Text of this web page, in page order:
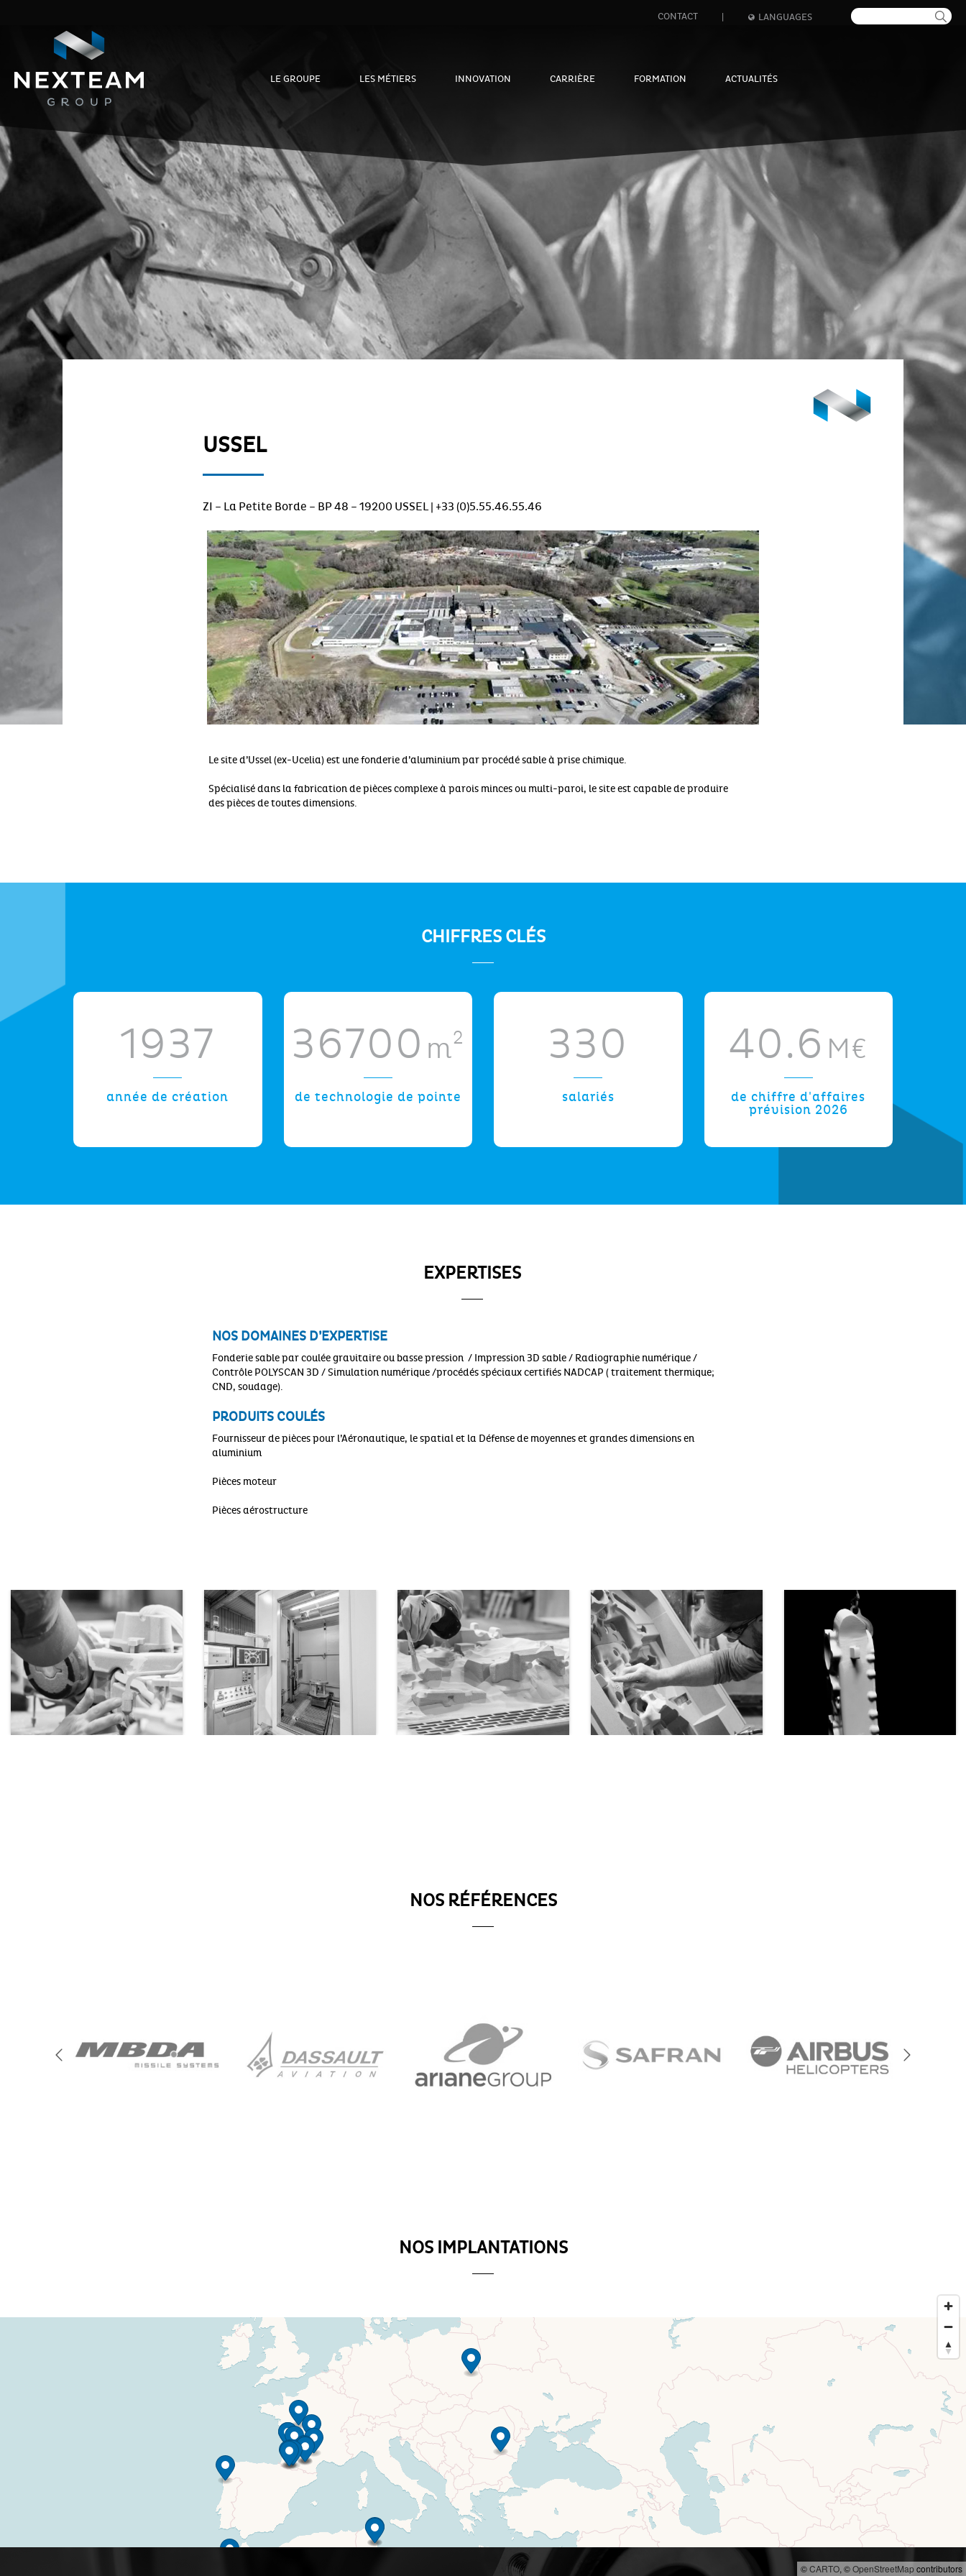
CONTACT | LANGUAGES
LE GROUPE LES MÉTIERS INNOVATION CARRIÈRE FORMATION ACTUALITÉS
USSEL
ZI – La Petite Borde – BP 48 – 19200 USSEL | +33 (0)5.55.46.55.46
Le site d’Ussel (ex-Ucelia) est une fonderie d’aluminium par procédé sable à prise chimique.
Spécialisé dans la fabrication de pièces complexe à parois minces ou multi-paroi, le site est capable de produire
des pièces de toutes dimensions.
CHIFFRES CLÉS
1937
année de création
36700 m2
de technologie de pointe
330
salariés
40.6 M€
de chiffre d'affaires
prévision 2026
EXPERTISES
NOS DOMAINES D’EXPERTISE
Fonderie sable par coulée gravitaire ou basse pression / Impression 3D sable / Radiographie numérique /
Contrôle POLYSCAN 3D / Simulation numérique /procédés spéciaux certifiés NADCAP ( traitement thermique;
CND, soudage).
PRODUITS COULÉS
Fournisseur de pièces pour l’Aéronautique, le spatial et la Défense de moyennes et grandes dimensions en
aluminium
Pièces moteur
Pièces aérostructure
NOS RÉFÉRENCES
NOS IMPLANTATIONS
©CARTO, ©OpenStreetMapcontributors